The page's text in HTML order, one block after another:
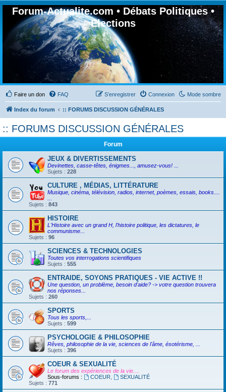
Forum-Actualite.com • Débats Politiques •
Elections
Faire un don Mode sombre
FAQ Connexion
S’enregistrer
Index du forum :: FORUMS DISCUSSION GÉNÉRALES
:: FORUMS DISCUSSION GÉNÉRALES
Forum
JEUX & DIVERTISSEMENTS
Devinettes, casse-têtes, énigmes..., amusez-vous! ...
Sujets : 228
CULTURE , MÉDIAS, LITTÉRATURE
Musique, cinéma, télévision, radios, internet, poèmes, essais, books....
Sujets : 843
HISTOIRE
L'Histoire avec un grand H, l'histoire politique, les dictatures, le
communisme...
Sujets : 96
SCIENCES & TECHNOLOGIES
Toutes vos interrogations scientifiques
Sujets : 555
ENTRAIDE, SOYONS PRATIQUES - VIE ACTIVE !!
Une question, un problème, besoin d'aide? -> votre question trouvera
nos réponses...
Sujets : 260
SPORTS
Tous les sports,...
Sujets : 599
PSYCHOLOGIE & PHILOSOPHIE
Rêves, philosophie de la vie, sciences de l'âme, ésotérisme, ...
Sujets : 396
COEUR & SEXUALITÉ
Le forum des expériences de la vie....
Sous-forums :
COEUR
SEXUALITÉ
Sujets : 771